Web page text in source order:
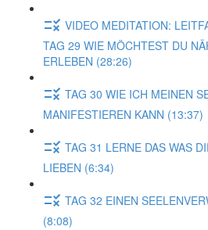
VIDEO MEDITATION:
TAG 29 WIE MÖCHTEST DU
ERLEBEN (28:26)
TAG 30 WIE ICH MEINEN
MANIFESTIEREN KANN (13:37)
TAG 31 LERNE DAS WAS
LIEBEN (6:34)
TAG 32 EINEN
(8:08)